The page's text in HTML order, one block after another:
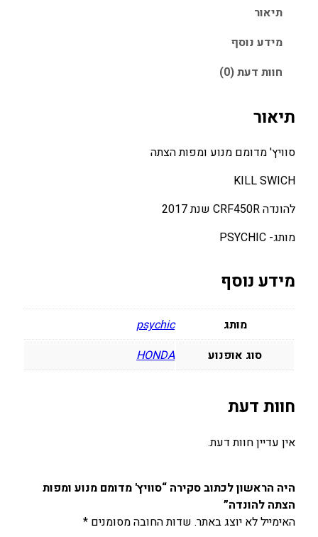
'
ד
ו
ם
נ
ע
מ
ת
ל
ו
נ
ד
תיאור
מידע נוסף
חוות דעת (0)
תיאור
סוויץ' מדומם מנוע ומפות הצתה
KILL SWICH
להונדה CRF450R שנת 2017
מותג- PSYCHIC
מידע נוסף
מותג
psychic
סוג אופנוע
HONDA
חוות דעת
אין עדיין חוות דעת.
היה הראשון לכתוב סקירה “סוויץ' מדומם מנוע ומפות
הצתה להונדה”
האימייל לא יוצג באתר. שדות החובה מסומנים *